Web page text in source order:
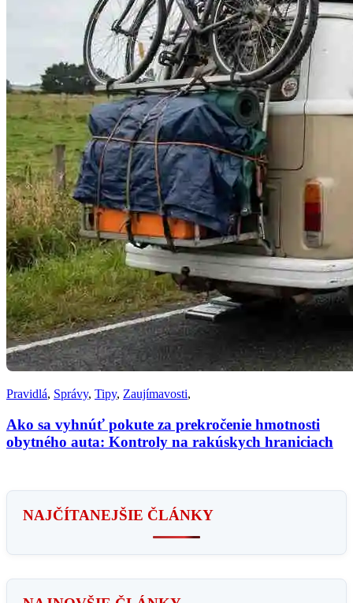
Pravidlá, Správy, Tipy, Zaujímavosti,
Ako sa vyhnúť pokute za prekročenie hmotnosti
obytného auta: Kontroly na rakúskych hraniciach
NAJČÍTANEJŠIE ČLÁNKY